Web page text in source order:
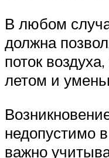
В любом
должна
поток
летом и
недопустимо
важно